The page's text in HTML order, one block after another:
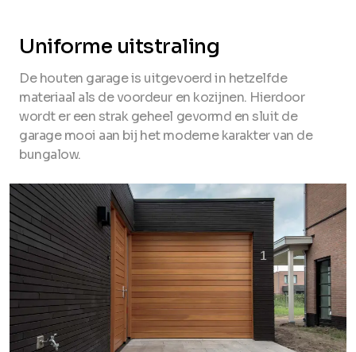
Uniforme uitstraling
De houten garage is uitgevoerd in hetzelfde
materiaal als de voordeur en kozijnen. Hierdoor
wordt er een strak geheel gevormd en sluit de
garage mooi aan bij het moderne karakter van de
bungalow.